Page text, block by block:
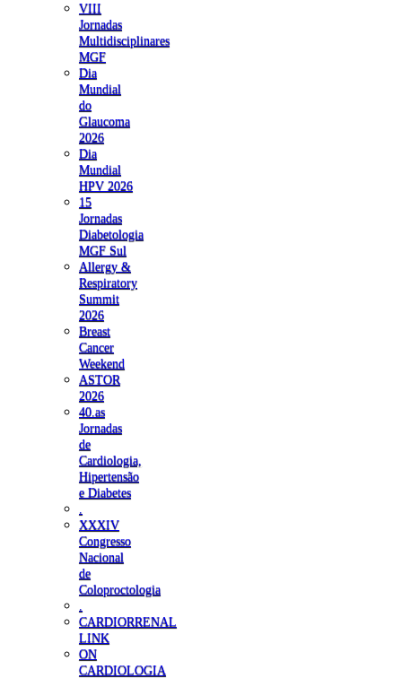
VIII
Jornadas
Multidisciplinares
MGF
Dia
Mundial
do
Glaucoma
2026
Dia
Mundial
HPV 2026
15
Jornadas
Diabetologia
MGF Sul
Allergy &
Respiratory
Summit
2026
Breast
Cancer
Weekend
ASTOR
2026
40.as
Jornadas
de
Cardiologia,
Hipertensão
e Diabetes
XXXIV
Congresso
Nacional
de
Coloproctologia
CARDIORRENAL
LINK
ON
CARDIOLOGIA